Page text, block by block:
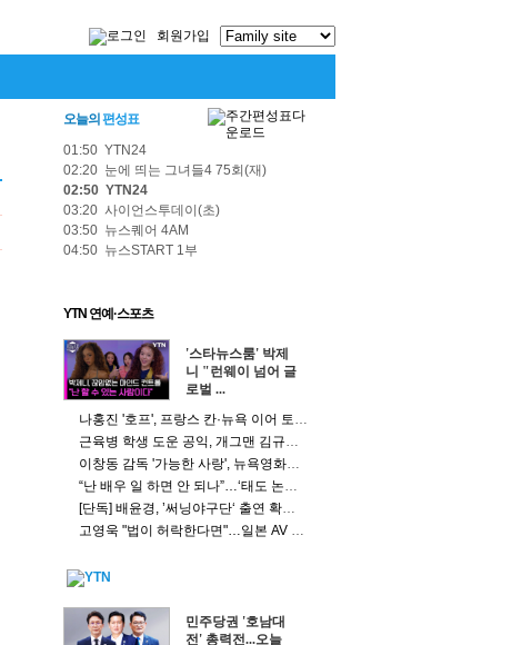
회원가입
오늘의 편성표
01:50 YTN24
02:20 눈에 띄는 그녀들4 75회(재)
02:50 YTN24
03:20 사이언스투데이(초)
03:50 뉴스퀘어 4AM
04:50 뉴스START 1부
YTN 연예·스포츠
'스타뉴스룸' 박제
니 "런웨이 넘어 글
로벌 ...
나홍진 '호프', 프랑스 칸·뉴욕 이어 토론토 영화제 초청 쾌거
근육병 학생 도운 공익, 개그맨 김규원이었다…SNS 달군 미담
이창동 감독 '가능한 사랑', 뉴욕영화제 공식 초청…베니스·토론토 이어 글로벌 행보
“난 배우 일 하면 안 되나”…‘태도 논란’ 정준원의 고백
[단독] 배윤경, ’써닝야구단‘ 출연 확정…오정세·전혜진과 호흡
고영욱 "법이 허락한다면"…일본 AV 배우 활동 가능성 언급
민주당권 '호남대
전' 총력전...오늘